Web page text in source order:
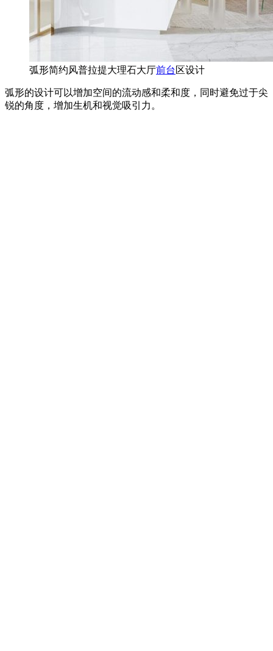
弧形简约风普拉提大理石大厅前台 区设计
弧形的设计可以增加空间的流动感和柔和度，同时避免过于尖
锐的角度，增加生机和视觉吸引力。